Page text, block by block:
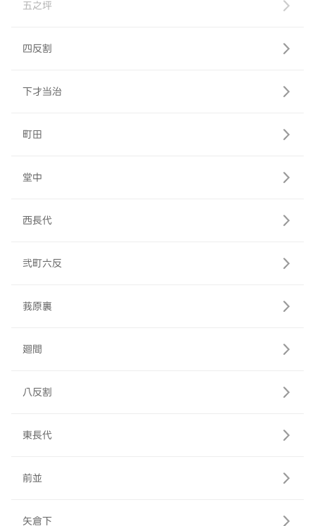
五之坪
四反割
下才当治
町田
堂中
西長代
弐町六反
莪原裏
廻間
八反割
東長代
前並
矢倉下